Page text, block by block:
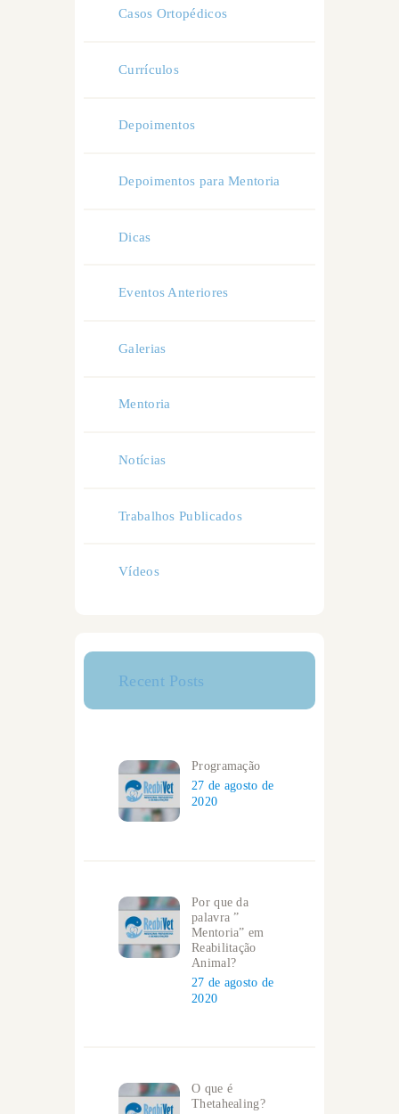
Casos Ortopédicos
Currículos
Depoimentos
Depoimentos para Mentoria
Dicas
Eventos Anteriores
Galerias
Mentoria
Notícias
Trabalhos Publicados
Vídeos
Recent Posts
Programação
27 de agosto de
2020
Por que da
palavra ”
Mentoria” em
Reabilitação
Animal?
27 de agosto de
2020
O que é
Thetahealing?